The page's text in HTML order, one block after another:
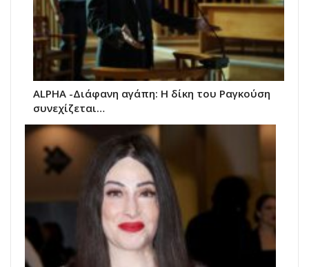
ALPHA -Διάφανη αγάπη: Η δίκη του Ραγκούση
συνεχίζεται…